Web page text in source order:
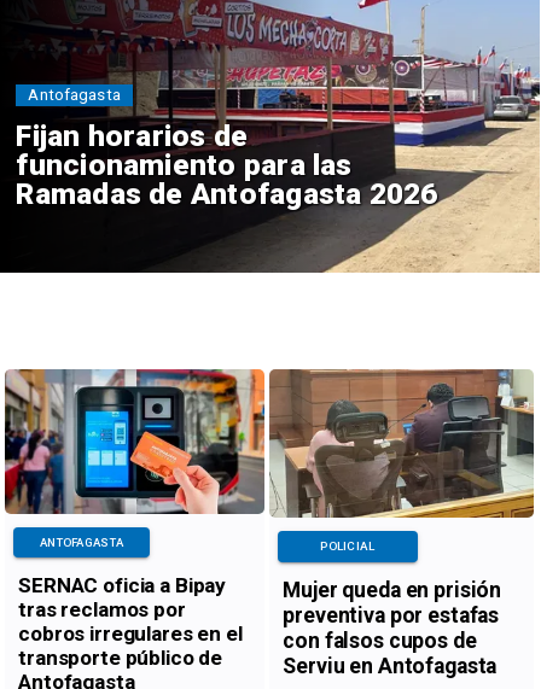
Fijan horarios de
funcionamiento para las
Ramadas de Antofagasta 2026
Antofagasta
SERNAC oficia a Bipay
tras reclamos por
cobros irregulares en el
transporte público de
Antofagasta
ANTOFAGASTA
Mujer queda en prisión
preventiva por estafas
con falsos cupos de
Serviu en Antofagasta
POLICIAL